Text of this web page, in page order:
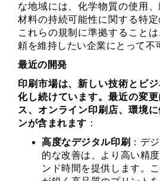
な地域には、化学物質の使用
材料の持続可能性に関する特定
これらの規制に準拠すること
頼を維持したい企業にとって不
最近の開発
印刷市場は、新しい技術とビ
化し続けています。最近の変
ス、オンライン印刷店、環境
ンが含まれます ：
高度なデジタル印刷 ：デ
的な改善は、より高い精
ンド時間を提供します。